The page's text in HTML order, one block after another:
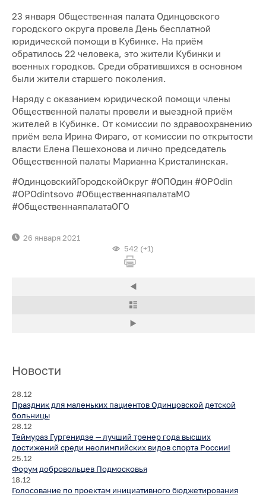
23 января Общественная палата Одинцовского
городского округа провела День бесплатной
юридической помощи в Кубинке. На приём
обратилось 22 человека, это жители Кубинки и
военных городков. Среди обратившихся в основном
были жители старшего поколения.
Наряду с оказанием юридической помощи члены
Общественной палаты провели и выездной приём
жителей в Кубинке. От комиссии по здравоохранению
приём вела Ирина Фираго, от комиссии по открытости
власти Елена Пешехонова и лично председатель
Общественной палаты Марианна Кристалинская.
#ОдинцовскийГородскойОкруг #ОПОдин #OPOdin
#OPOdintsovo #ОбщественнаяпалатаМО
#ОбщественнаяпалатаОГО
26 января 2021
542 (+1)
Новости
28.12
Праздник для маленьких пациентов Одинцовской детской
больницы
28.12
Теймураз Гургенидзе — лучший тренер года высших
достижений среди неолимпийских видов спорта России!
25.12
Форум добровольцев Подмосковья
18.12
Голосование по проектам инициативного бюджетирования